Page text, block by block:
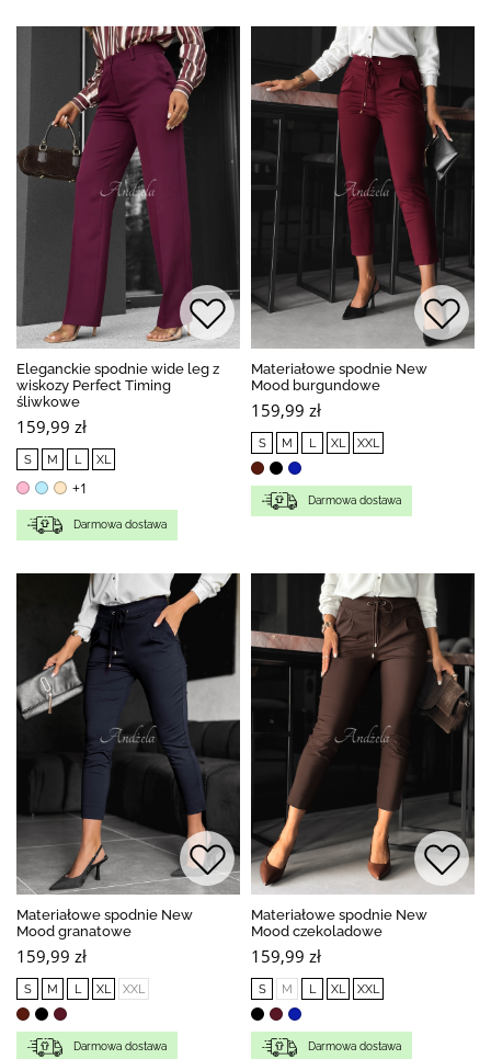
Eleganckie spodnie wide leg z
wiskozy Perfect Timing
śliwkowe
159,99 zł
S M L XL
+1
Darmowa dostawa
Materiałowe spodnie New
Mood burgundowe
159,99 zł
S M L XL XXL
Darmowa dostawa
Materiałowe spodnie New
Mood granatowe
159,99 zł
S M L XL XXL
Darmowa dostawa
Materiałowe spodnie New
Mood czekoladowe
159,99 zł
S M L XL XXL
Darmowa dostawa